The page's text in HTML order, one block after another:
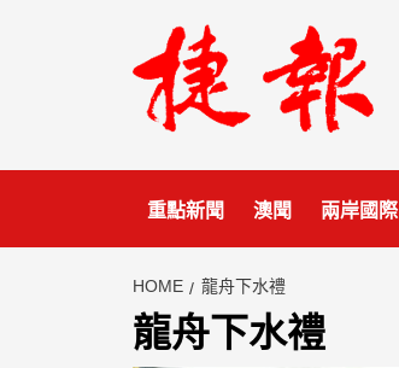
重點新聞 澳聞 兩岸國際
HOME 龍舟下水禮
龍舟下水禮